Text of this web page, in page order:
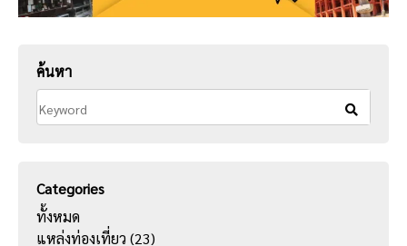
ค้นหา
Categories
ทั้งหมด
แหล่งท่องเที่ยว (23)